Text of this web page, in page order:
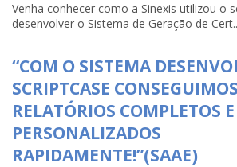
Venha conhecer como a Sinexis utilizou o
desenvolver o Sistema de Geração de
“COM O SISTEMA
SCRIPTCASE
RELATÓRIOS COMPLETOS E
PERSONALIZADOS
RAPIDAMENTE!”(SAAE)